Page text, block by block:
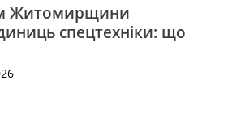
Житомирщини
спецтехніки: що